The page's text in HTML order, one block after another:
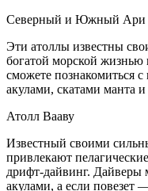
Северный и Южный Ари
Эти атоллы известны
богатой морской
сможете познакомиться
акулами, скатами манта
Атолл Вааву
Известный своими
привлекают
дрифт-дайвинг. Дайверы
акулами, а если повезет